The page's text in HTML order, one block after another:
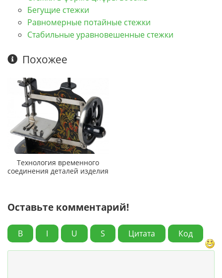
Бегущие стежки
Равномерные потайные стежки
Стабильные уравновешенные стежки
Похожее
Технология временного
соединения деталей изделия
Оставьте комментарий!
B I U S Цитата Код